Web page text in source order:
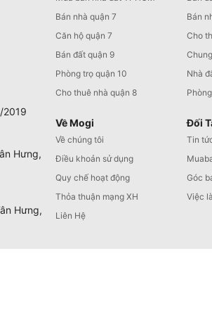
Bán nhà quận 7
Căn hộ quận 7
Bán đất quận 9
Phòng trọ quận 10
Cho thuê nhà quận 8
Bán
Cho
Nhà
Về Mogi
Về chúng tôi
Điều khoản sử dụng
Quy chế hoạt động
Thỏa thuận mạng XH
Liên Hệ
Đối
Tin
Góc
Việc
2019
Hưng,
Hưng,